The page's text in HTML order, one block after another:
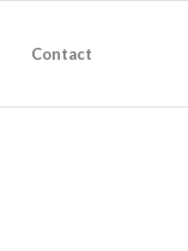
Contact